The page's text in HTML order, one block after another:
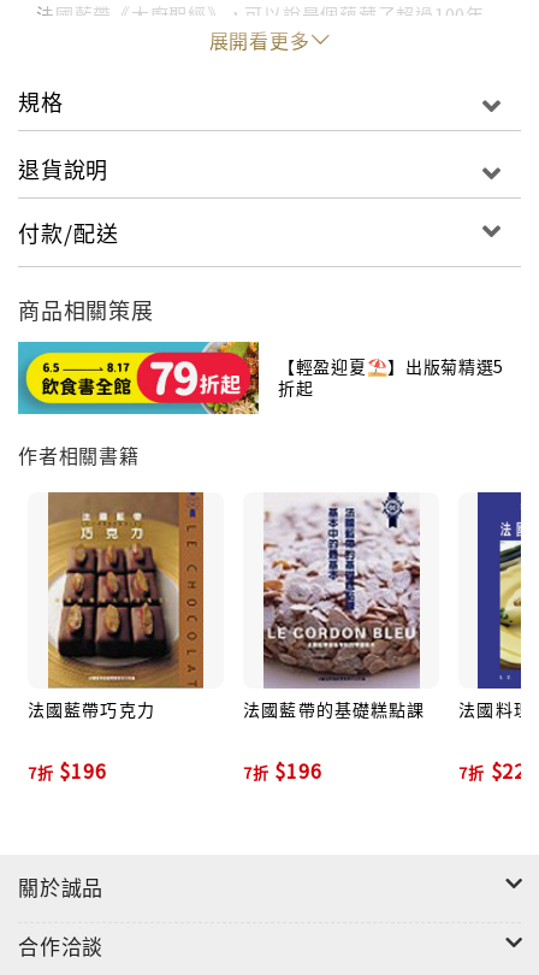
法國藍帶《大廚聖經》，可以說是個蘊藏了超過100年
烹飪專門技術精髓的寶庫，內容涵蓋了許多人在一生中
們通力合作而成，內容兼具家庭料理，是一本獨特而不
可或缺的參考書籍，想必可以成為世界上最經典的料理
書之一。透過書中清晰明瞭的特寫式彩色照片，各位讀
者就可以清楚地知道如何選擇最佳的食材，以最有效率
的方式來完成前置作業，以多種調理方式來成功地完成
料理製作，以及最後如何在餐桌上呈現出令人垂涎欲滴
盤飾的技巧。
現今市面上可以見到在販售的各式各樣食材，種類與數
量之多，簡直是令人感到眼花撩亂！然而，每一位優秀
的廚師都深知，小心地挑選新鮮食材，是調理出成功菜
餚的第一步。
料理愛好者的最佳參考書；美食追尋者的知識寶庫。從
法國藍帶《大廚聖經》中，各位可以看到最新鮮的食材
何從眾多的烹飪用製品中做出正確的選擇，增進您判斷
相關資訊，尤其是在現今各種異國料理如此地受到歡迎
菜餚時的樂趣！
展開看更多
規格
退貨說明
付款/配送
商品相關策展
【輕盈迎夏⛱️】出版菊精選5
折起
作者相關書籍
法國藍帶巧克力
7折 $196
法國藍帶的基礎糕點課
7折 $196
法國料理
7折 $224
關於誠品
合作洽談